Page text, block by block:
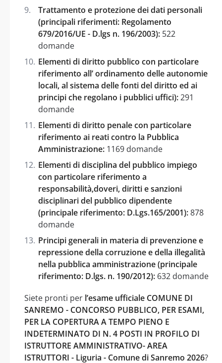
Trattamento e protezione dei dati personali
(principali riferimenti: Regolamento
679/2016/UE - D.lgs n. 196/2003): 522
domande
Elementi di diritto pubblico con particolare
riferimento all’ ordinamento delle autonomie
locali, al sistema delle fonti del diritto ed ai
principi che regolano i pubblici uffici):291
domande
Elementi di diritto penale con particolare
riferimento ai reati contro la Pubblica
Amministrazione: 1169 domande
Elementi di disciplina del pubblico impiego
con particolare riferimento a
responsabilità,doveri, diritti e sanzioni
disciplinari del pubblico dipendente
(principale riferimento: D.Lgs.165/2001):878
domande
Principi generali in materia di prevenzione e
repressione della corruzione e della illegalità
nella pubblica amministrazione (principale
riferimento: D.lgs. n. 190/2012): 632 domande
Siete pronti per l’esame ufficiale COMUNE DI
SANREMO - CONCORSO PUBBLICO, PER ESAMI,
PER LA COPERTURA A TEMPO PIENO E
INDETERMINATO DI N. 4 POSTI IN PROFILO DI
ISTRUTTORE AMMINISTRATIVO- AREA
ISTRUTTORI - Liguria - Comune di Sanremo 2026?